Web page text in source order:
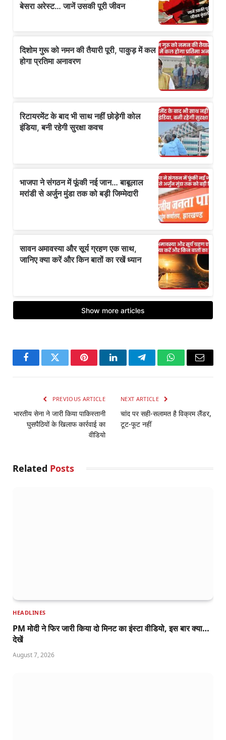
FacebookTwitter PinterestLinkedInTelegramWhatsApp
Email
PREVIOUS ARTICLE
भारतीय सेना ने जारी किया पाकिस्तानी
घुसपैठियों के खिलाफ कार्रवाई का
वीडियो
NEXT ARTICLE
चांद पर सही-सलामत है विक्रम लैंडर,
टूट-फूट नहीं
Related Posts
HEADLINES
PM मोदी ने फिर जारी किया दो मिनट का इंस्टा वीडियो, इस बार क्या…
देखें
August 7, 2026